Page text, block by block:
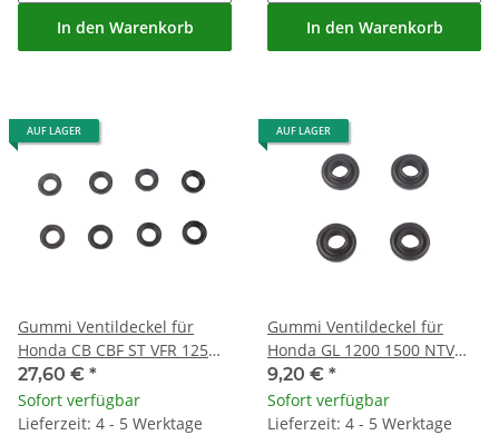
In den Warenkorb In den Warenkorb
AUF LAGER
Gummi Ventildeckel für
Honda CB CBF ST VFR 125
500 600 750 1000 1300 #
90543-MV9-670
27,60 € *
Sofort verfügbar
Lieferzeit: 4 - 5 Werktage
AUF LAGER
Gummi Ventildeckel für
Honda GL 1200 1500 NTV
600 650 VF VT XRV 750 #
90542-MB0-000
9,20 € *
Sofort verfügbar
Lieferzeit: 4 - 5 Werktage